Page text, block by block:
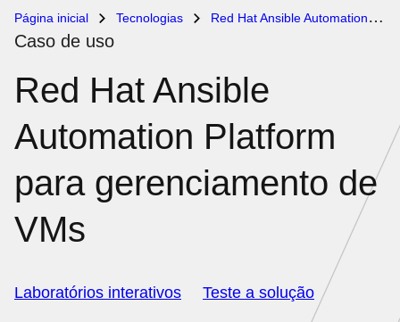
Página inicial Tecnologias Red Hat Ansible Automation Platform
Caso de uso
Red Hat Ansible
Automation Platform
para gerenciamento de
VMs
Laboratórios interativos Teste a solução